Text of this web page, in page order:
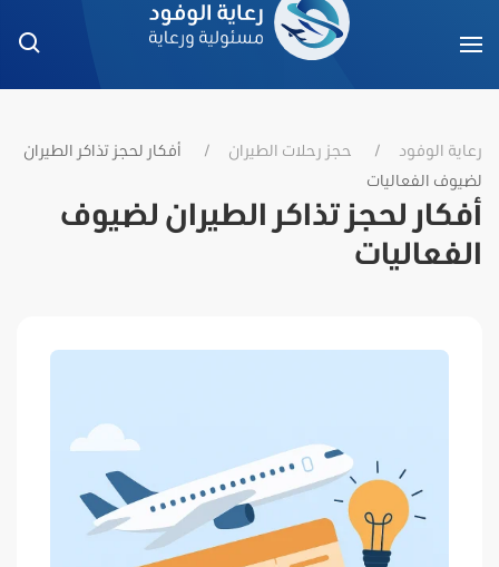
رعاية الوفود حجز رحلات الطيران
أفكار لحجز تذاكر الطيران
لضيوف الفعاليات
أفكار لحجز تذاكر الطيران لضيوف
الفعاليات